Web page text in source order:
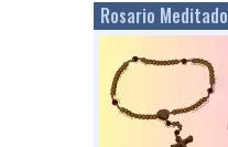
Rosario Meditado